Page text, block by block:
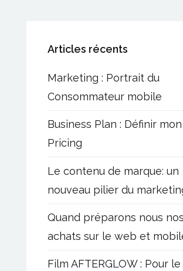
Articles récents
Marketing : Portrait du
Consommateur mobile
Business Plan : Définir mon
Pricing
Le contenu de marque: un
nouveau pilier du
Quand préparons nous nos
achats sur le web et
Film AFTERGLOW : Pour